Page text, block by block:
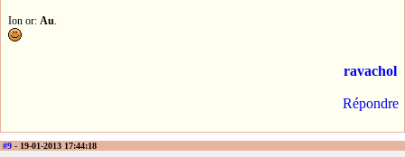
Ion or: Au.
ravachol
Répondre
#9 - 19-01-2013 17:44:18